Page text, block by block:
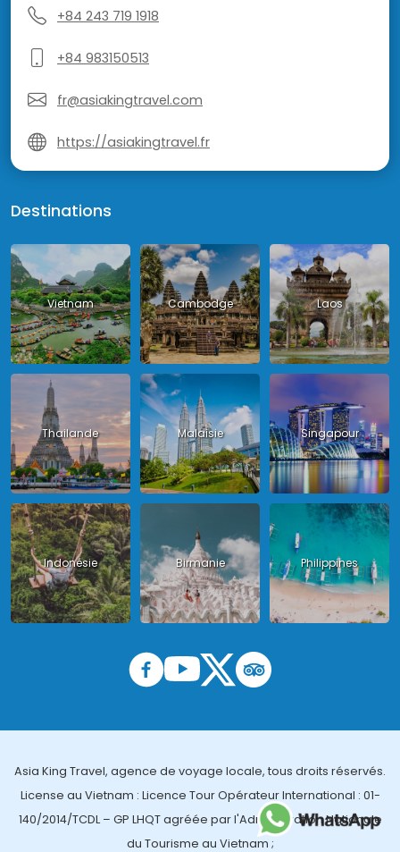
+84 243 719 1918
+84 983150513
fr@asiakingtravel.com
https://asiakingtravel.fr
Destinations
Vietnam Cambodge Laos
Thailande Malaisie Singapour
Indonésie Birmanie Philippines
Asia King Travel, agence de voyage locale, tous droits réservés.
License au Vietnam : Licence Tour Opérateur International : 01-
140/2014/TCDL – GP LHQT agréée par l'Administration Nationale
du Tourisme au Vietnam ;